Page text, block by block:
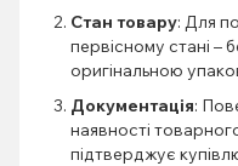
Стан товару: Для
первісному стані –
оригінальною
Документація:
наявності
підтверджує